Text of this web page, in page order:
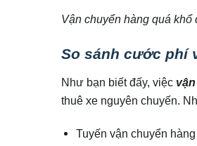
Vận chuyển hàng quá khổ
So sánh cước phí
Như bạn biết đấy, việc
thuê xe nguyên chuyến.
Tuyến vận chuyển